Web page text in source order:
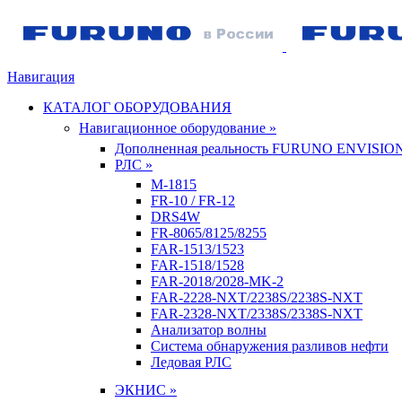
Навигация
КАТАЛОГ ОБОРУДОВАНИЯ
Навигационное оборудование »
Дополненная реальность FURUNO
РЛС »
M-1815
FR-10 / FR-12
DRS4W
FR-8065/8125/8255
FAR-1513/1523
FAR-1518/1528
FAR-2018/2028-MK-2
FAR-2228-NXT/2238S/2238S-NXT
FAR-2328-NXT/2338S/2338S-NXT
Анализатор волны
Система обнаружения разливов нефти
Ледовая РЛС
ЭКНИС »